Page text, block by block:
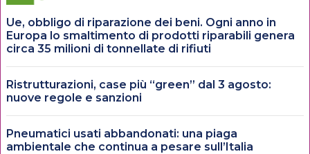
Ue, obbligo di riparazione dei beni. Ogni anno in
Europa lo smaltimento di prodotti riparabili genera
circa 35 milioni di tonnellate di rifiuti
Ristrutturazioni, case più “green” dal 3 agosto:
nuove regole e sanzioni
Pneumatici usati abbandonati: una piaga
ambientale che continua a pesare sull’Italia